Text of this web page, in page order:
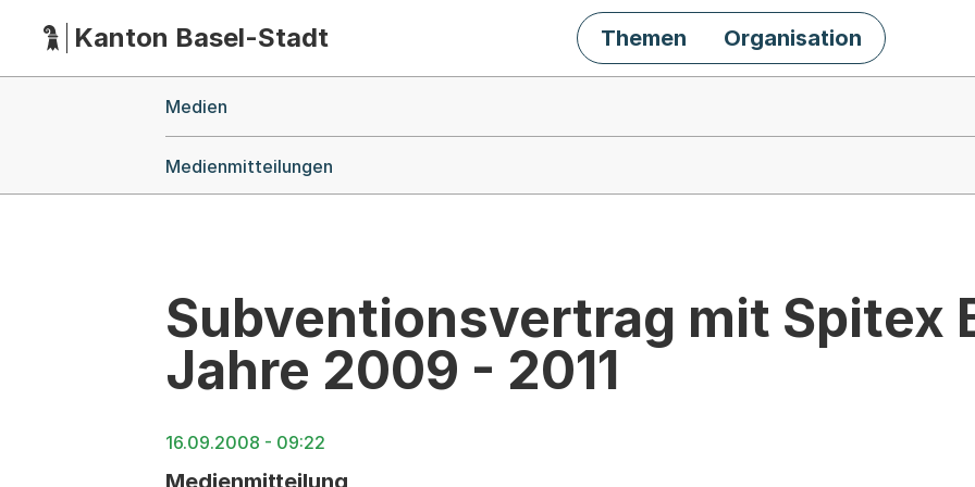
HauptnavigationKanton Basel-Stadt Themen Organisation
Medien
Medienmitteilungen
Subventionsvertrag mit Spitex
Jahre 2009 - 2011
16.09.2008 - 09:22
Medienmitteilung